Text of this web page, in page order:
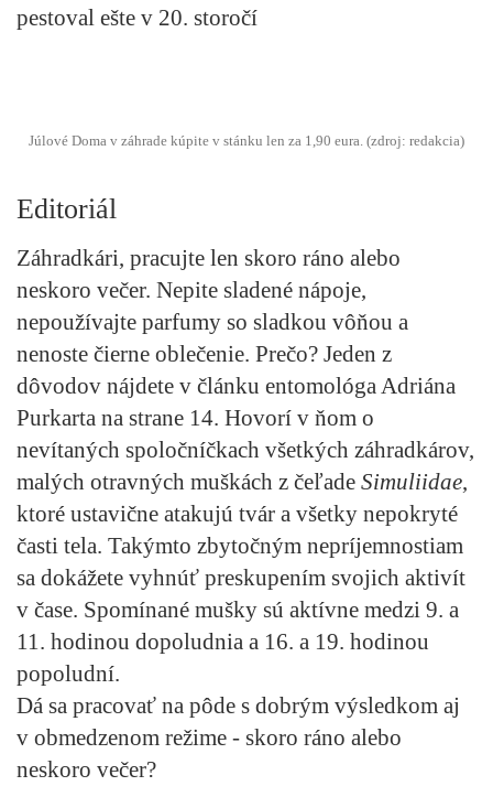
pestoval ešte v 20. storočí
Júlové Doma v záhrade kúpite v stánku len za 1,90 eura. (zdroj: redakcia)
Editoriál
Záhradkári, pracujte len skoro ráno alebo
neskoro večer. Nepite sladené nápoje,
nepoužívajte parfumy so sladkou vôňou a
nenoste čierne oblečenie. Prečo? Jeden z
dôvodov nájdete v článku entomológa Adriána
Purkarta na strane 14. Hovorí v ňom o
nevítaných spoločníčkach všetkých záhradkárov,
malých otravných muškách z čeľade Simuliidae,
ktoré ustavične atakujú tvár a všetky nepokryté
časti tela. Takýmto zbytočným nepríjemnostiam
sa dokážete vyhnúť preskupením svojich aktivít
v čase. Spomínané mušky sú aktívne medzi 9. a
11. hodinou dopoludnia a 16. a 19. hodinou
popoludní.
Dá sa pracovať na pôde s dobrým výsledkom aj
v obmedzenom režime - skoro ráno alebo
neskoro večer?